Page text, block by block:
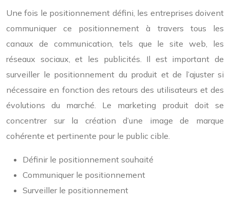
Une fois le positionnement défini, les entreprises doivent
communiquer ce positionnement à travers tous les
canaux de communication, tels que le site web, les
réseaux sociaux, et les publicités. Il est important de
surveiller le positionnement du produit et de l’ajuster si
nécessaire en fonction des retours des utilisateurs et des
évolutions du marché. Le marketing produit doit se
concentrer sur la création d’une image de marque
cohérente et pertinente pour le public cible.
Définir le positionnement souhaité
Communiquer le positionnement
Surveiller le positionnement